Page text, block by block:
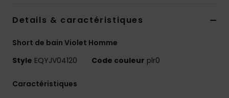
Details & caractéristiques
Short de bain Violet Homme
Style EQYJV04120 Code couleur plr0
Caractéristiques